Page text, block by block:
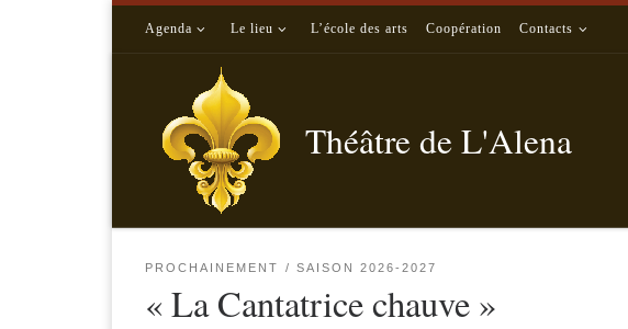
Agenda Le lieu L’école des arts Coopération Contacts
Théâtre de L'Alena
PROCHAINEMENT SAISON 2026-2027
« La Cantatrice chauve »